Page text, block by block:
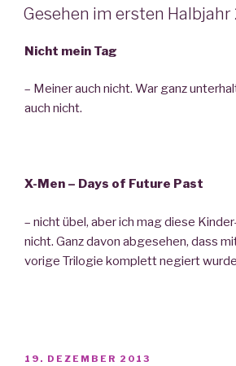
AM
Gesehen im ersten Halbjahr
Nicht mein Tag
– Meiner auch nicht. War ganz
auch nicht.
X-Men – Days of Future Past
– nicht übel, aber ich mag diese
nicht. Ganz davon abgesehen, dass
vorige Trilogie komplett negiert
VERÖFFENTLICHT
19. DEZEMBER 2013